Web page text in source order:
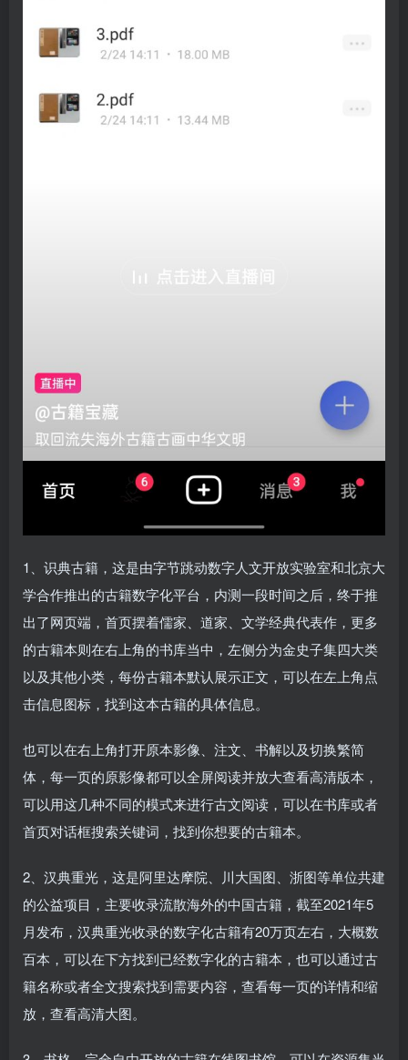
1、识典古籍，这是由字节跳动数字人文开放实验室和北京大
学合作推出的古籍数字化平台，内测一段时间之后，终于推
出了网页端，首页摆着儒家、道家、文学经典代表作，更多
的古籍本则在右上角的书库当中，左侧分为金史子集四大类
以及其他小类，每份古籍本默认展示正文，可以在左上角点
击信息图标，找到这本古籍的具体信息。
也可以在右上角打开原本影像、注文、书解以及切换繁简
体，每一页的原影像都可以全屏阅读并放大查看高清版本，
可以用这几种不同的模式来进行古文阅读，可以在书库或者
首页对话框搜索关键词，找到你想要的古籍本。
2、汉典重光，这是阿里达摩院、川大国图、浙图等单位共建
的公益项目，主要收录流散海外的中国古籍，截至2021年5
月发布，汉典重光收录的数字化古籍有20万页左右，大概数
百本，可以在下方找到已经数字化的古籍本，也可以通过古
籍名称或者全文搜索找到需要内容，查看每一页的详情和缩
放，查看高清大图。